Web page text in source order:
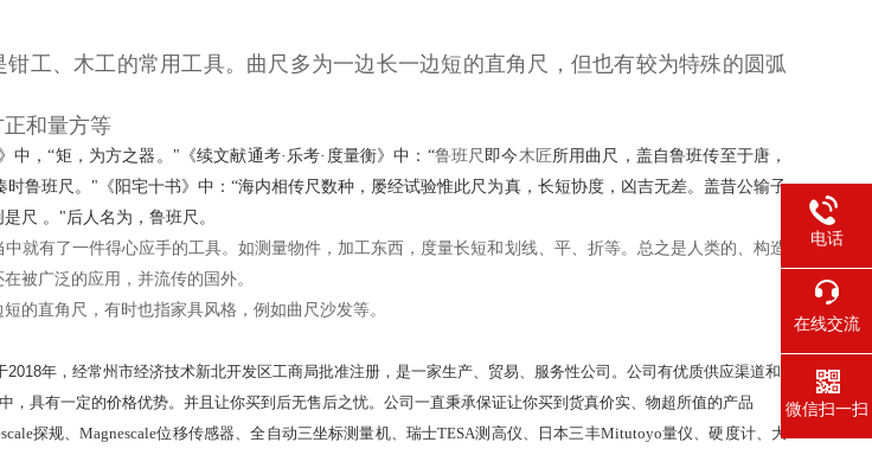
工、木工的常用工具。曲尺多为一边长一边短的直角尺，但也有较为特殊的圆弧
和量方等
中，“矩，为方之器。"《续文献通考·乐考·度量衡》中：“鲁班尺 即今木匠所用曲尺，盖自鲁班传至于唐，
鲁班尺。"《阳宅十书》中：“海内相传尺数种，屡经试验惟此尺为真，长短协度，凶吉无差。盖昔公输子
尺 。"后人名为，鲁班尺。
就有了一件得心应手的工具。如测量物件，加工东西，度量长短和划线、平、折等。总之是人类的、构造
被广泛的应用，并流传的国外。
的直角尺，有时也指家具风格，例如曲尺沙发等。
年，经常州市经济技术新北开发区工商局批准注册，是一家生产、贸易、服务性公司。公司有优质供应渠道和*
，具有一定的价格优势。并且让你买到后无售后之忧。公司一直秉承保证让你买到货真价实、物超所值的产品
探规、Magnescale位移传感器、全自动三坐标测量机、瑞士TESA测高仪、日本三丰Mitutoyo量仪、硬度计、大
电话
在线交流
微信扫一扫